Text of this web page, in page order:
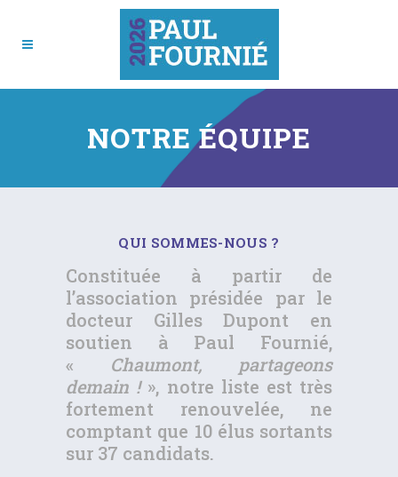
NOTRE ÉQUIPE
QUI SOMMES-NOUS ?
Constituée à partir de
l’association présidée par le
docteur Gilles Dupont en
soutien à Paul Fournié,
« Chaumont, partageons
demain !», notre liste est très
fortement renouvelée, ne
comptant que 10 élus sortants
sur 37 candidats.